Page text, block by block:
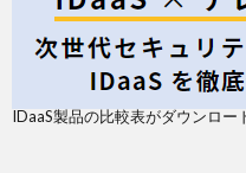
IDaaS製品の比較表がダウンロー